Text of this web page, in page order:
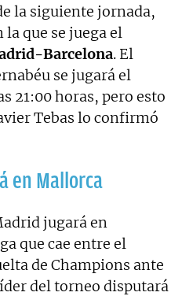
la siguiente jornada,
la que se juega el
Barcelona. El
se jugará el
21:00 horas, pero esto
Tebas lo confirmó
en Mallorca
jugará en
que cae entre el
de Champions ante
del torneo disputará